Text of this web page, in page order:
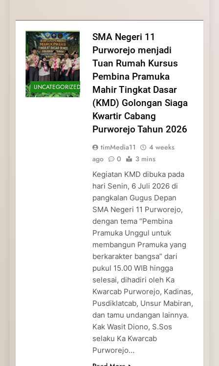
dan Pengabdian Generasi
Pramuka
Pramuka
Kepedulian
UNCATEGORIZED
SMA Negeri 11
Purworejo menjadi
Tuan Rumah Kursus
Pembina Pramuka
Mahir Tingkat Dasar
(KMD) Golongan Siaga
Kwartir Cabang
Purworejo Tahun 2026
timMedia11
4 weeks
ago
0 3 mins
Kegiatan KMD dibuka pada
hari Senin, 6 Juli 2026 di
pangkalan Gugus Depan
SMA Negeri 11 Purworejo,
dengan tema “Pembina
Pramuka Unggul untuk
membangun Pramuka yang
berkarakter bangsa” dari
pukul 15.00 WIB hingga
selesai, dihadiri oleh Ka
Kwarcab Purworejo, Kadinas,
Pusdiklatcab, Unsur Mabiran,
dan tamu undangan lainnya.
Kak Wasit Diono, S.Sos
selaku Ka Kwarcab
Purworejo…